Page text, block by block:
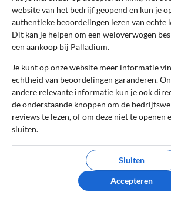
met *
Naam*
E-mail*
Bestelnummer
website van het bedrijf geopend en kun je
authentieke beoordelingen lezen van echte
Dit kan je helpen om een weloverwogen
een aankoop bij Palladium.
Je kunt op onze website meer informatie
echtheid van beoordelingen garanderen.
andere relevante informatie kun je ook
de onderstaande knoppen om de
reviews te lezen, of om deze niet te openen
sluiten.
Sluiten
Accepteren